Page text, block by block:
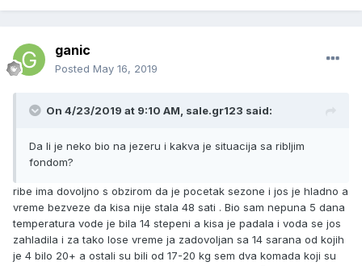
ganic
Posted May 16, 2019
On 4/23/2019 at 9:10 AM, sale.gr123 said:
Da li je neko bio na jezeru i kakva je situacija sa ribljim
fondom?
ribe ima dovoljno s obzirom da je pocetak sezone i jos je hladno a
vreme bezveze da kisa nije stala 48 sati . Bio sam nepuna 5 dana
temperatura vode je bila 14 stepeni a kisa je padala i voda se jos
zahladila i za tako lose vreme ja zadovoljan sa 14 sarana od kojih
je 4 bilo 20+ a ostali su bili od 17-20 kg sem dva komada koji su